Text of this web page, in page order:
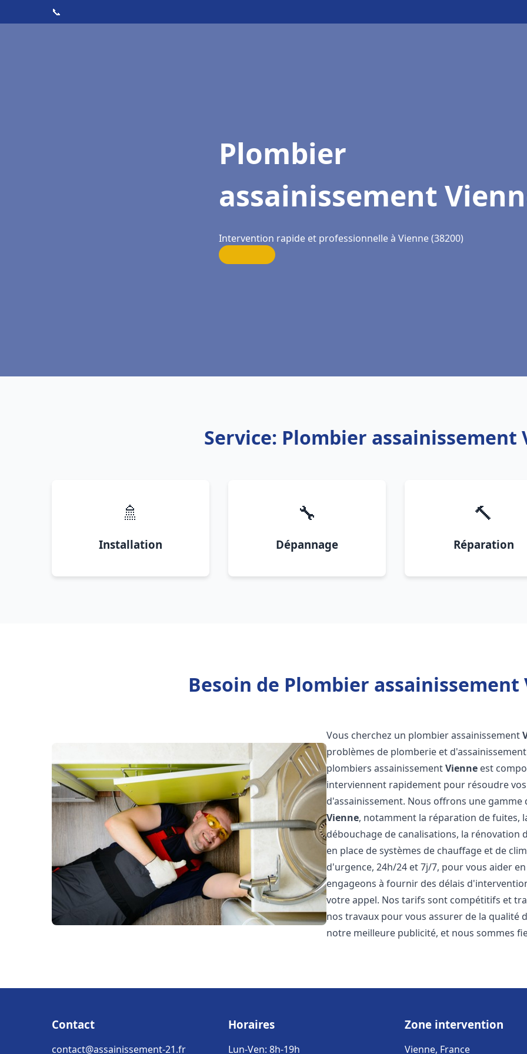
📞
Plombier
assainissement
Intervention rapide et professionnelle à Vienne (38200)
Service: Plombier assainissement
🚿
Installation
🔧
Dépannage
🔨
Réparation
Besoin de Plombier assainissement
Vous cherchez un plombier assainissement
problèmes de plomberie et
plombiers assainissementVienne est
interviennent rapidement pour résoudre
d'assainissement. Nous offrons une
Vienne, notamment la réparation de fuites,
débouchage de canalisations, la rénovation
en place de systèmes de chauffage et de
d'urgence, 24h/24 et 7j/7, pour vous aider
engageons à fournir des délais
votre appel. Nos tarifs sont compétitifs et
nos travaux pour vous assurer de la qualité
notre meilleure publicité, et nous sommes
Contact
contact@assainissement-21.fr
Horaires
Lun-Ven: 8h-19h
Zone intervention
Vienne, France